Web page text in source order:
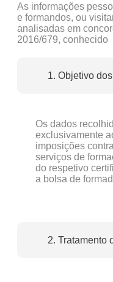
As informações
e formandos, ou
analisadas em
2016/679, conhecido
1. Objetivo
Os dados
exclusivamente
imposições
serviços de
do respetivo
a bolsa de
2. Tratamento